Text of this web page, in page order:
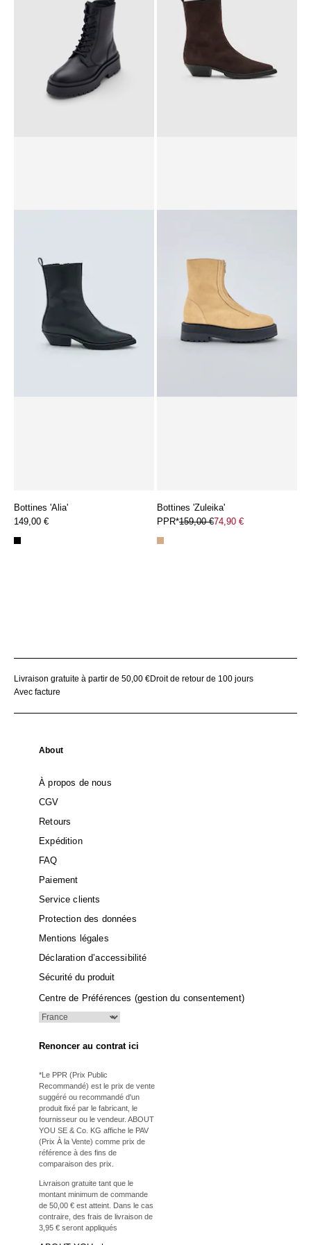
149,00 €129,00 € 149,00 €129,00 €
Bottines 'Alia'
149,00 €
Bottines 'Zuleika'
PPR*159,00 €74,90 €
Livraison gratuite à partir de 50,00 €Droit de retour de 100 jours
Avec facture
About
À propos de nous
CGV
Retours
Expédition
FAQ
Paiement
Service clients
Protection des données
Mentions légales
Déclaration d’accessibilité
Sécurité du produit
Centre de Préférences (gestion du consentement)
Renoncer au contrat ici
*Le PPR (Prix Public
Recommandé) est le prix de vente
suggéré ou recommandé d'un
produit fixé par le fabricant, le
fournisseur ou le vendeur. ABOUT
YOU SE & Co. KG affiche le PAV
(Prix À la Vente) comme prix de
référence à des fins de
comparaison des prix.
Livraison gratuite tant que le
montant minimum de commande
de 50,00 € est atteint. Dans le cas
contraire, des frais de livraison de
3,95 € seront appliqués